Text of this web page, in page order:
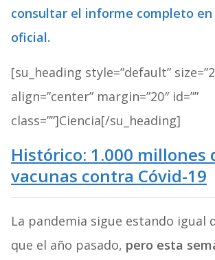
consultar el informe completo en
oficial.
[su_heading style=”default”
align=”center” margin=”20″ id=””
class=””]Ciencia[/su_heading]
Histórico: 1.000 millones
vacunas contra Cóvid-19
La pandemia sigue estando igual
que el año pasado, pero esta